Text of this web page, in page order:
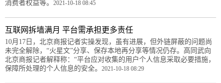
消费者权益等。 2021-10-18 08:45
互联网拆墙满月 平台需承担更多责任
10月17日，北京商报记者实操发现，虽有进展，但外链屏蔽的问题尚
未完全解除，“火星文”分享、保存本地再分享等情况仍存。高同武向
北京商报记者解释称：“平台应对收集的用户个人信息采取必要措施，
保障所处理的个人信息的安全。 2021-10-18 08:29